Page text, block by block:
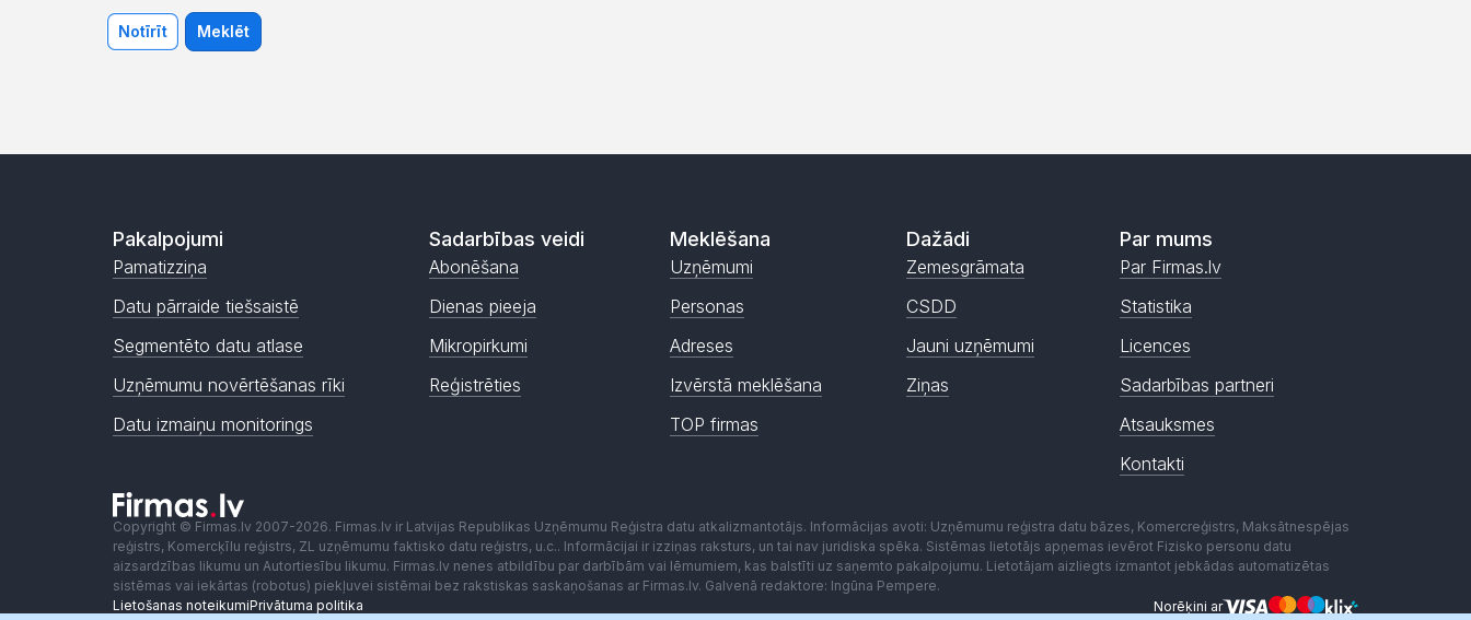
Notīrīt Meklēt
Pakalpojumi
Pamatizziņa
Datu pārraide tiešsaistē
Segmentēto datu atlase
Uzņēmumu novērtēšanas rīki
Datu izmaiņu monitorings
Sadarbības veidi
Abonēšana
Dienas pieeja
Mikropirkumi
Reģistrēties
Meklēšana
Uzņēmumi
Personas
Adreses
Izvērstā meklēšana
TOP firmas
Dažādi
Zemesgrāmata
CSDD
Jauni uzņēmumi
Ziņas
Par mums
Par Firmas.lv
Statistika
Licences
Sadarbības partneri
Atsauksmes
Kontakti
Copyright © Firmas.lv 2007-2026. Firmas.lv ir Latvijas Republikas Uzņēmumu Reģistra datu atkalizmantotājs. Informācijas avoti: Uzņēmumu reģistra datu bāzes, Komercreģistrs, Maksātnespējas
reģistrs, Komercķīlu reģistrs, ZL uzņēmumu faktisko datu reģistrs, u.c.. Informācijai ir izziņas raksturs, un tai nav juridiska spēka. Sistēmas lietotājs apņemas ievērot Fizisko personu datu
aizsardzības likumu un Autortiesību likumu. Firmas.lv nenes atbildību par darbībām vai lēmumiem, kas balstīti uz saņemto pakalpojumu. Lietotājam aizliegts izmantot jebkādas automatizētas
sistēmas vai iekārtas (robotus) piekļuvei sistēmai bez rakstiskas saskaņošanas ar Firmas.lv. Galvenā redaktore: Ingūna Pempere.
Lietošanas noteikumiPrivātuma politika Norēķini ar